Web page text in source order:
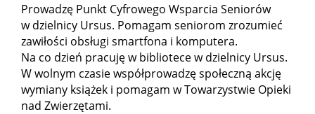
Prowadzę Punkt Cyfrowego Wsparcia Seniorów
w dzielnicy Ursus. Pomagam seniorom zrozumieć
zawiłości obsługi smartfona i komputera.
Na co dzień pracuję w bibliotece w dzielnicy Ursus.
W wolnym czasie współprowadzę społeczną akcję
wymiany książek i pomagam w Towarzystwie Opieki
nad Zwierzętami.